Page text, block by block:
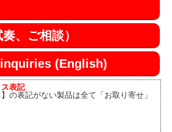
、ご相談）
(English)
表記
の表記がない製品は全て「お取り寄せ」